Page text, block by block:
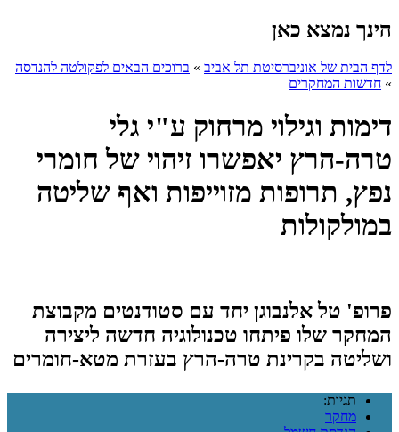
הינך נמצא כאן
לדף הבית של אוניברסיטת תל אביב » ברוכים הבאים לפקולטה להנדסה
» חדשות המחקרים
דימות וגילוי מרחוק ע"י גלי
טרה-הרץ יאפשרו זיהוי של חומרי
נפץ, תרופות מזוייפות ואף שליטה
במולקולות
פרופ' טל אלנבוגן יחד עם סטודנטים מקבוצת
המחקר שלו פיתחו טכנולוגיה חדשה ליצירה
ושליטה בקרינת טרה-הרץ בעזרת מטא-חומרים
תגיות:
מחקר